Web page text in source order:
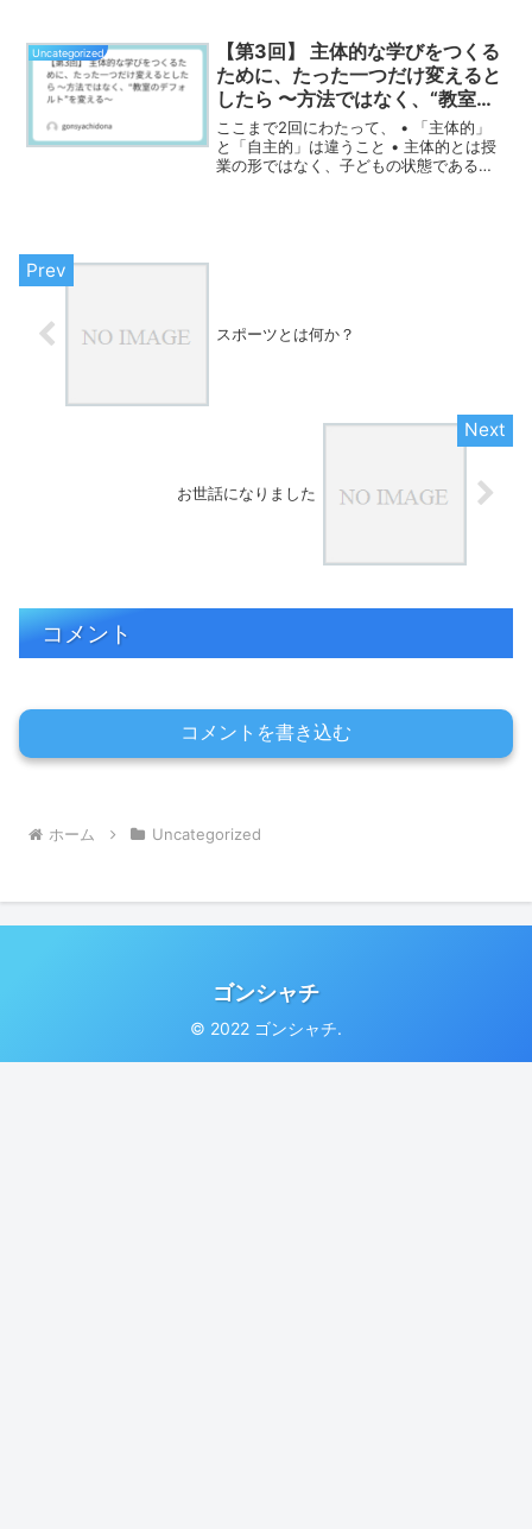
として協働する力• 課題を冷静に分析
し、次の行動に活かす...
Uncategorized
【第3回】 主体的な学びをつくる
ために、たった一つだけ変えると
したら 〜方法ではなく、“教室の
デフォルト”を変える〜
ここまで2回にわたって、 • 「主体的」
と「自主的」は違うこと • 主体的とは授
業の形ではなく、子どもの状態であるこ
スポーツとは何か？
お世話になりました
コメント
コメントを書き込む
ホーム Uncategorized
ゴンシャチ
© 2022 ゴンシャチ.